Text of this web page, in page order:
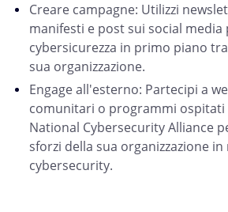
Creare campagne: Utilizzi
manifesti e post sui social
cybersicurezza in primo piano
sua organizzazione.
Engage all'esterno: Partecipi a
comunitari o programmi ospitati
National Cybersecurity Alliance
sforzi della sua organizzazione
cybersecurity.